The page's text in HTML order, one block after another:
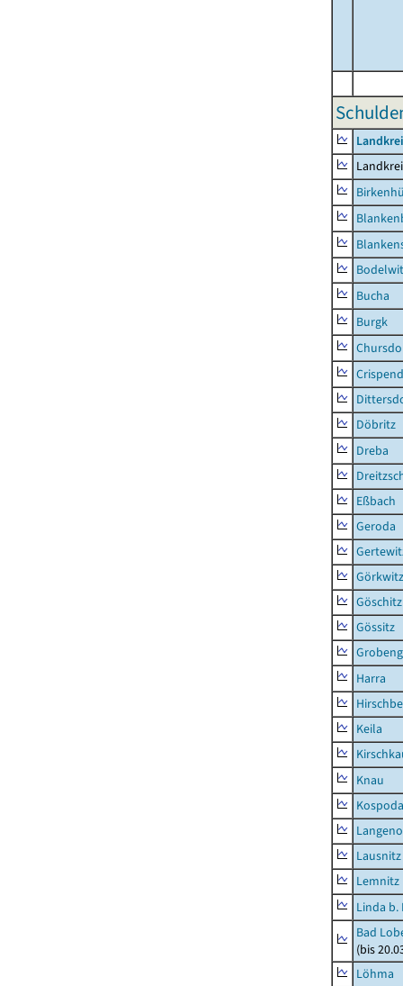
Bucha
Burgk
Döbritz
Dreba
Eßbach
Geroda
Görkwitz
Göschitz
Gössitz
Harra
Keila
Knau
Kospoda
Lemnitz
Linda b.
Bad
(bis
Löhma